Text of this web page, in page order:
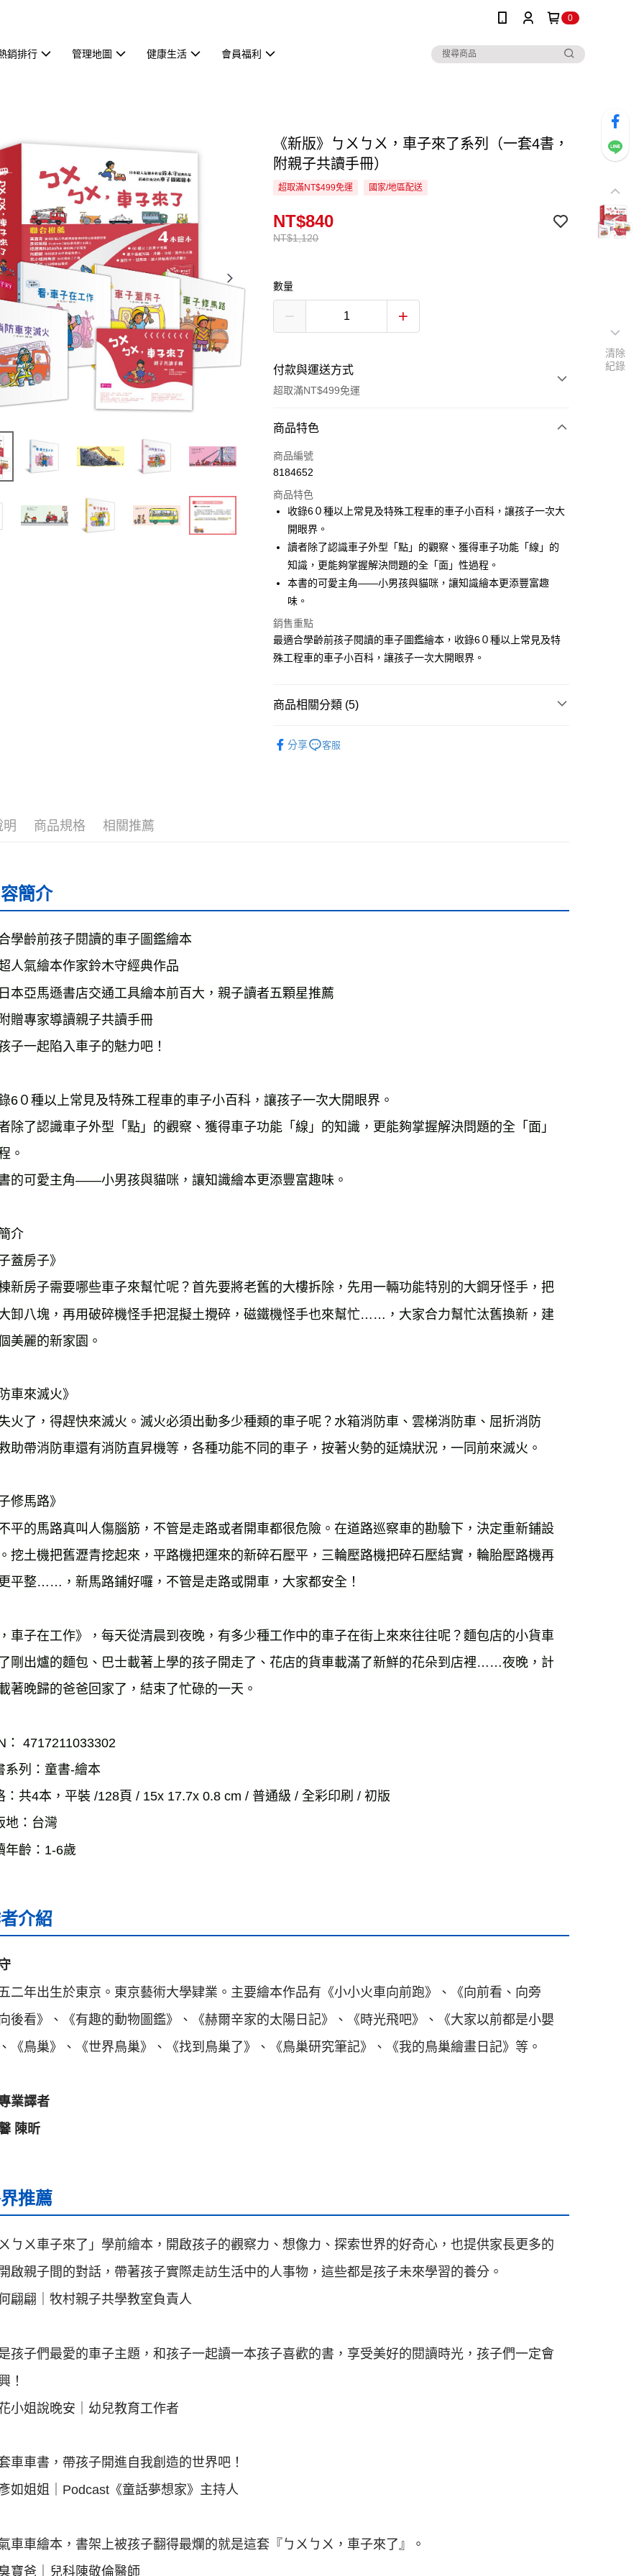
0
銷排行 管理地圖 健康生活 會員福利
《新版》ㄅㄨㄅㄨ，車子來了系列（一套4書，
附親子共讀手冊）
超取滿NT$499免運 國家/地區配送
NT$1,120
NT$840
數量
付款與運送方式
超取滿NT$499免運
付款方式
信用卡一次付款
LINE Pay
Apple Pay
街口支付
悠遊付
運送方式
每筆NT$50，滿NT$499(含以上)免運費
每筆NT$50，滿NT$499(含以上)免運費
雜誌海外運費
商品特色
商品編號
8184652
商品特色
收錄6０種以上常見及特殊工程車的車子小百科，讓孩子一次大
開眼界。
讀者除了認識車子外型「點」的觀察、獲得車子功能「線」的
知識，更能夠掌握解決問題的全「面」性過程。
本書的可愛主角——小男孩與貓咪，讓知識繪本更添豐富趣
味。
銷售重點
最適合學齡前孩子閱讀的車子圖鑑繪本，收錄6０種以上常見及特
殊工程車的車子小百科，讓孩子一次大開眼界。
商品相關分類 (5)
分享 客服
明 商品規格 相關推薦
簡介
學齡前孩子閱讀的車子圖鑑繪本
人氣繪本作家鈴木守經典作品
本亞馬遜書店交通工具繪本前百大，親子讀者五顆星推薦
贈專家導讀親子共讀手冊
子一起陷入車子的魅力吧！
6０種以上常見及特殊工程車的車子小百科，讓孩子一次大開眼界。
除了認識車子外型「點」的觀察、獲得車子功能「線」的知識，更能夠掌握解決問題的全「面」
。
的可愛主角——小男孩與貓咪，讓知識繪本更添豐富趣味。
介
蓋房子》
新房子需要哪些車子來幫忙呢？首先要將老舊的大樓拆除，先用一輛功能特別的大鋼牙怪手，把
卸八塊，再用破碎機怪手把混擬土攪碎，磁鐵機怪手也來幫忙……，大家合力幫忙汰舊換新，建
美麗的新家園。
車來滅火》
火了，得趕快來滅火。滅火必須出動多少種類的車子呢？水箱消防車、雲梯消防車、屈折消防
助帶消防車還有消防直昇機等，各種功能不同的車子，按著火勢的延燒狀況，一同前來滅火。
修馬路》
平的馬路真叫人傷腦筋，不管是走路或者開車都很危險。在道路巡察車的勘驗下，決定重新鋪設
挖土機把舊瀝青挖起來，平路機把運來的新碎石壓平，三輪壓路機把碎石壓結實，輪胎壓路機再
平整……，新馬路鋪好囉，不管是走路或開車，大家都安全！
，車子在工作》，每天從清晨到夜晚，有多少種工作中的車子在街上來來往往呢？麵包店的小貨車
剛出爐的麵包、巴士載著上學的孩子開走了、花店的貨車載滿了新鮮的花朵到店裡……夜晚，計
著晚歸的爸爸回家了，結束了忙碌的一天。
： 4717211033302
系列：童書-繪本
：共4本，平裝 /128頁 / 15x 17.7x 0.8 cm / 普通級 / 全彩印刷 / 初版
地：台灣
年齡：1-6歲
介紹
二年出生於東京。東京藝術大學肄業。主要繪本作品有《小小火車向前跑》、《向前看、向旁
後看》、《有趣的動物圖鑑》、《赫爾辛家的太陽日記》、《時光飛吧》、《大家以前都是小嬰
《鳥巢》、《世界鳥巢》、《找到鳥巢了》、《鳥巢研究筆記》、《我的鳥巢繪畫日記》等。
業譯者
陳昕
推薦
ㄨㄅㄨ車子來了」學前繪本，開啟孩子的觀察力、想像力、探索世界的好奇心，也提供家長更多的
啟親子間的對話，帶著孩子實際走訪生活中的人事物，這些都是孩子未來學習的養分。
翩｜牧村親子共學教室負責人
孩子們最愛的車子主題，和孩子一起讀一本孩子喜歡的書，享受美好的閱讀時光，孩子們一定會
！
姐說晚安｜幼兒教育工作者
車車書，帶孩子開進自我創造的世界吧！
姐姐｜Podcast《童話夢想家》主持人
車車繪本，書架上被孩子翻得最爛的就是這套『ㄅㄨㄅㄨ，車子來了』。
爸｜兒科陳敬倫醫師
清除
紀錄